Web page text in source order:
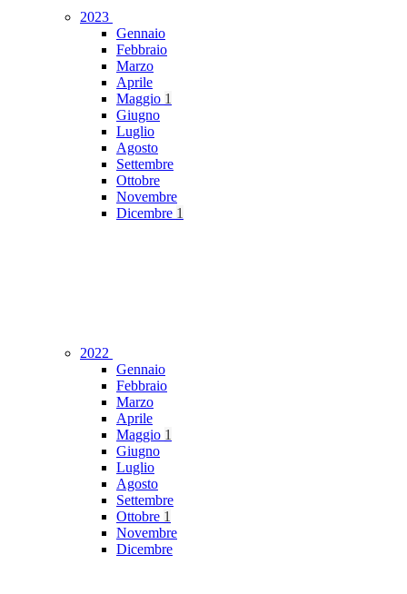
2023
Gennaio
Febbraio
Marzo
Aprile
Maggio 1
Giugno
Luglio
Agosto
Settembre
Ottobre
Novembre
Dicembre 1
2022
Gennaio
Febbraio
Marzo
Aprile
Maggio 1
Giugno
Luglio
Agosto
Settembre
Ottobre 1
Novembre
Dicembre